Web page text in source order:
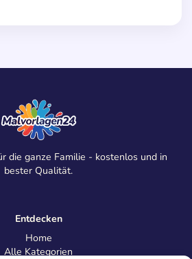
die ganze Familie - kostenlos und in
bester Qualität.
Entdecken
Home
Alle Kategorien